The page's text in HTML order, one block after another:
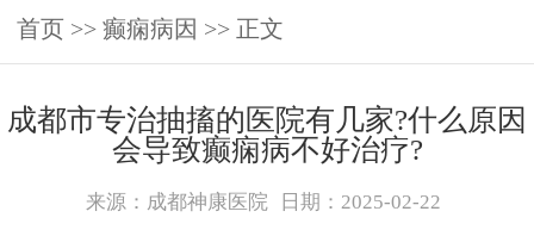
首页 >> 癫痫病因 >> 正文
成都市专治抽搐的医院有几家?什么原因
会导致癫痫病不好治疗?
来源：成都神康医院 日期：2025-02-22